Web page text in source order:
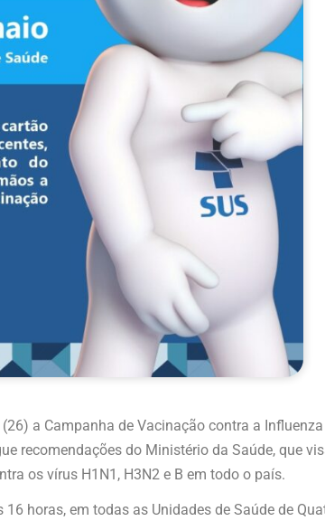
a Campanha de Vacinação contra a
recomendações do Ministério da Saúde, que
os vírus H1N1, H3N2 e B em todo o país.
horas, em todas as Unidades de Saúde de